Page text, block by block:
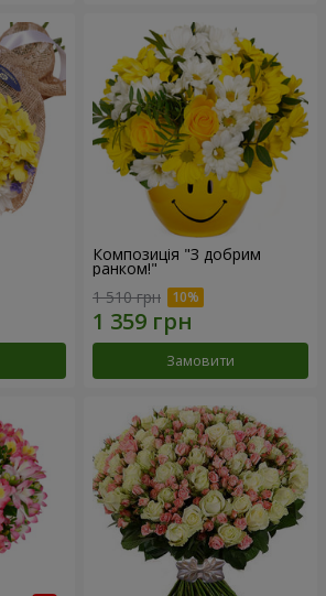
Композиція "З добрим
ранком!"
1 510 грн
Замовити